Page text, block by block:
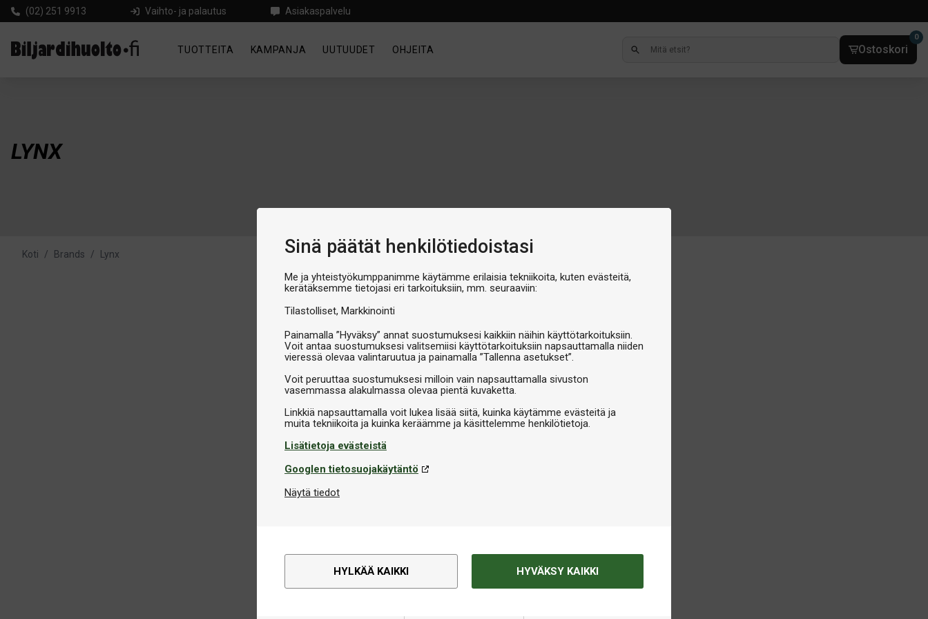
Sinä päätät henkilötiedoistasi
Me ja yhteistyökumppanimme käytämme erilaisia tekniikoita, kuten evästeitä,
kerätäksemme tietojasi eri tarkoituksiin, mm. seuraaviin:
Tilastolliset Markkinointi
Painamalla ”Hyväksy” annat suostumuksesi kaikkiin näihin käyttötarkoituksiin.
Voit antaa suostumuksesi valitsemiisi käyttötarkoituksiin napsauttamalla niiden
vieressä olevaa valintaruutua ja painamalla ”Tallenna asetukset”.
Voit peruuttaa suostumuksesi milloin vain napsauttamalla sivuston
vasemmassa alakulmassa olevaa pientä kuvaketta.
Linkkiä napsauttamalla voit lukea lisää siitä, kuinka käytämme evästeitä ja
Lisätietoja evästeistä
Googlen tietosuojakäytäntö
Näytä tiedot
HYLKÄÄ KAIKKI HYVÄKSY KAIKKI
(02) 251 9913 Vaihto- ja palautus Asiakaspalvelu
TUOTTEITA KAMPANJA UUTUUDET OHJEITA Ostoskori
0
LYNX
Koti / Brands / Lynx
luokka on tyhjä